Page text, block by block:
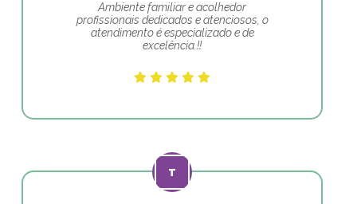
Ambiente familiar e acolhedor
profissionais dedicados e atenciosos, o
atendimento é especializado e de
excelência.!!